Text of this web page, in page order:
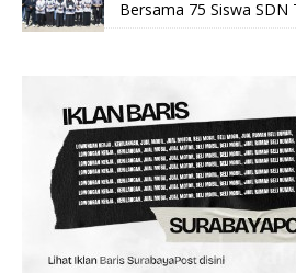
Bersama 75 Siswa SDN